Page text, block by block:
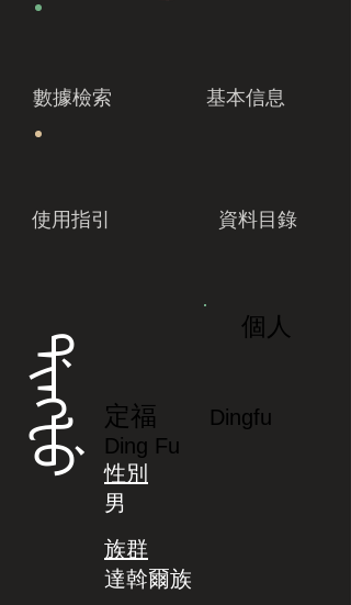
數據檢索 基本信息
使用指引 資料目錄
ᡩᡳᠩᡶᡠ
個人
定福
Dingfu
Ding Fu
性別
男
族群
達斡爾族